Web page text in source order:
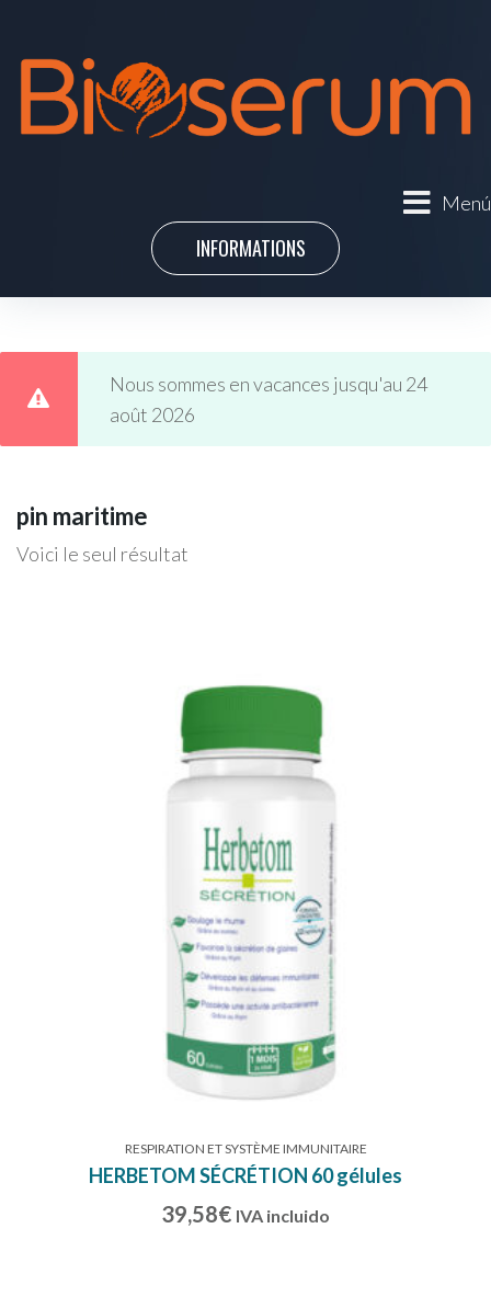
Menú
INFORMATIONS
Nous sommes en vacances jusqu'au 24
août 2026
pin maritime
Voici le seul résultat
RESPIRATION ET SYSTÈME IMMUNITAIRE
HERBETOM SÉCRÉTION 60 gélules
39,58€ IVA incluido